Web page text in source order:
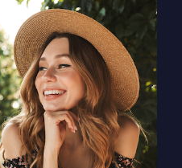
עונת
מזל
שור
–
האם
את